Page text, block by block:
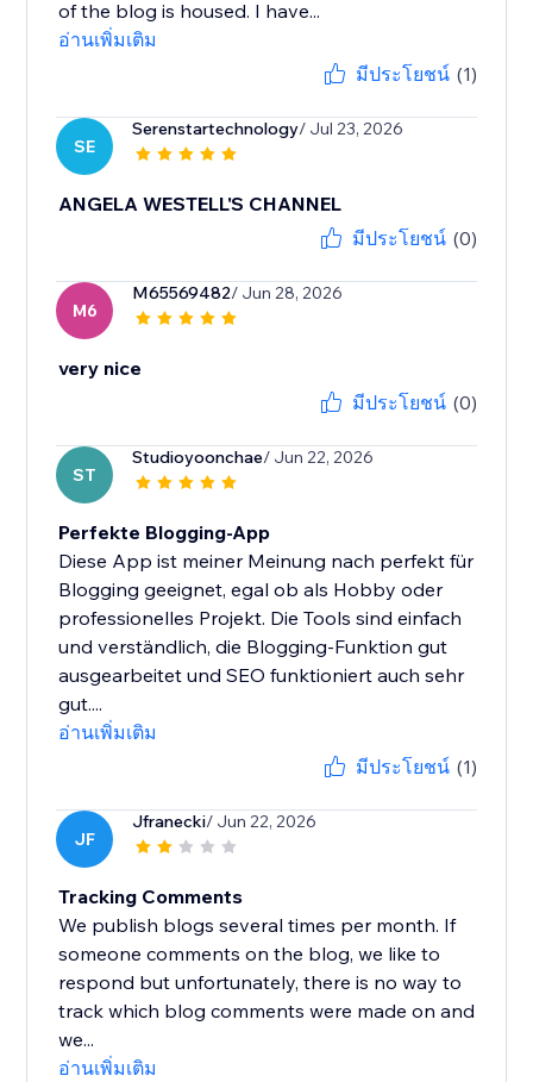
of the blog is housed. I have...
อ่านเพิ่มเติม
มีประโยชน์ (1)
SE
Serenstartechnology/ Jul 23, 2026
ANGELA WESTELL'S CHANNEL
มีประโยชน์ (0)
M6
M65569482/ Jun 28, 2026
very nice
มีประโยชน์ (0)
ST
Studioyoonchae/ Jun 22, 2026
Perfekte Blogging-App
Diese App ist meiner Meinung nach perfekt für
Blogging geeignet, egal ob als Hobby oder
professionelles Projekt. Die Tools sind einfach
und verständlich, die Blogging-Funktion gut
ausgearbeitet und SEO funktioniert auch sehr
gut....
อ่านเพิ่มเติม
มีประโยชน์ (1)
JF
Jfranecki/ Jun 22, 2026
Tracking Comments
We publish blogs several times per month. If
someone comments on the blog, we like to
respond but unfortunately, there is no way to
track which blog comments were made on and
we...
อ่านเพิ่มเติม